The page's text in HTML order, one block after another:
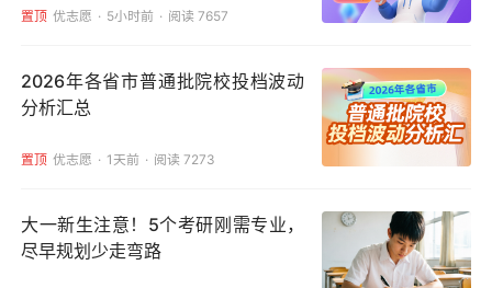
置顶 优志愿 5小时前 阅读 7657
2026年各省市普通批院校投档波动
分析汇总
置顶 优志愿 1天前 阅读 7273
大一新生注意！5个考研刚需专业，
尽早规划少走弯路